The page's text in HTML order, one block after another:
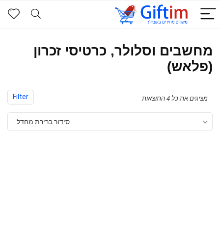
מחשבים וסלולר, כרטיסי זכרון
(פלאש)
Filter מציגים את כל ⁦4⁩ התוצאות
סידור ברירת מחדל